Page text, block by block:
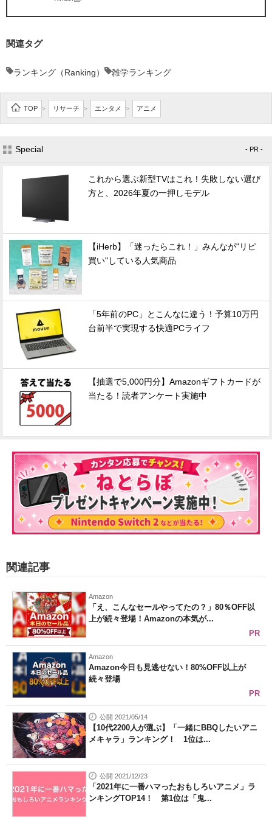
関連タグ
ランキング（Ranking） 雑学ランキング
TOP > リサーチ > エンタメ > アニメ
Special - PR -
これから選ぶ新型TVはこれ！失敗しない選び
方と、2026年夏の一押しモデル
【iHerb】「迷ったらこれ！」みんなが"リピ
買い"している人気商品
「5年前のPC」とこんなに違う！予算10万円
台前半で実現する快適PCライフ
【抽選で5,000円分】Amazonギフトカードが
当たる！読者アンケート実施中
関連記事
Amazon
「え、こんなセールやってたの？」80％OFF以
上が続々登場！Amazonの本気が...
PR
Amazon
Amazon今日も見逃せない！80%OFF以上が
続々登場
PR
公開 2021/05/14
【10代2200人が選ぶ】「一緒にBBQしたいアニ
メキャラ」ランキング！ 1位は...
公開 2021/12/23
「2021年に一番ハマったおもしろいアニメ」ラ
ンキングTOP14！ 第1位は「鬼...